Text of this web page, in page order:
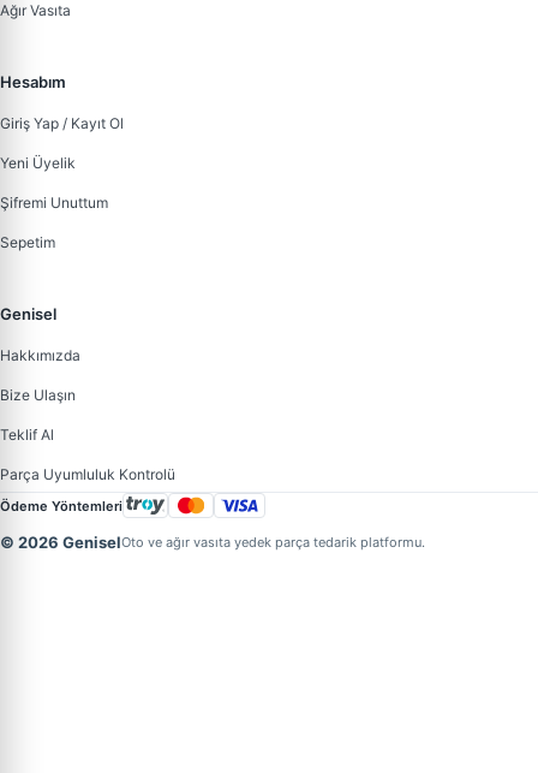
Ağır Vasıta
Hesabım
Giriş Yap / Kayıt Ol
Yeni Üyelik
Şifremi Unuttum
Sepetim
Genisel
Hakkımızda
Bize Ulaşın
Teklif Al
Parça Uyumluluk Kontrolü
Ödeme Yöntemleri
© 2026 GeniselOto ve ağır vasıta yedek parça tedarik platformu.